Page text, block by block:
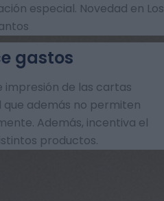
especial. Novedad en Los
impresión de las cartas
además no permiten
Además, incentiva el
productos.
gastos